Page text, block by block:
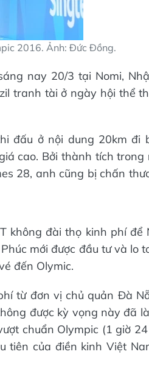
2016. Ảnh: Đức Đồng.
nay 20/3 tại Nomi,
tranh tài ở ngày hội thể
đấu ở nội dung 20km đi
cao. Bởi thành tích trong
28, anh cũng bị chấn
không đài thọ kinh phí để
mới được đầu tư và lo
đến Olymic.
từ đơn vị chủ quản Đà
được kỳ vọng này đã
chuẩn Olympic (1 giờ
tiên của điền kinh Việt